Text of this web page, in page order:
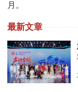
月。
最新文章